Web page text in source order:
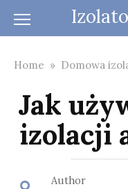
Home » Domowa
Jak
izolacji
Author